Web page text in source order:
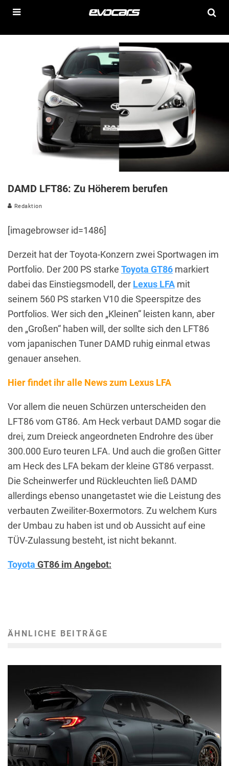
DAMD LFT86: Zu Höherem berufen
Redaktion
[imagebrowser id=1486]
Derzeit hat der Toyota-Konzern zwei Sportwagen im
Portfolio. Der 200 PS starke Toyota GT86 markiert
dabei das Einstiegsmodell, der Lexus LFA mit
seinem 560 PS starken V10 die Speerspitze des
Portfolios. Wer sich den „Kleinen“ leisten kann, aber
den „Großen“ haben will, der sollte sich den LFT86
vom japanischen Tuner DAMD ruhig einmal etwas
genauer ansehen.
Hier findet ihr alle News zum Lexus LFA
Vor allem die neuen Schürzen unterscheiden den
LFT86 vom GT86. Am Heck verbaut DAMD sogar die
drei, zum Dreieck angeordneten Endrohre des über
300.000 Euro teuren LFA. Und auch die großen Gitter
am Heck des LFA bekam der kleine GT86 verpasst.
Die Scheinwerfer und Rückleuchten ließ DAMD
allerdings ebenso unangetastet wie die Leistung des
verbauten Zweiliter-Boxermotors. Zu welchem Kurs
der Umbau zu haben ist und ob Aussicht auf eine
TÜV-Zulassung besteht, ist nicht bekannt.
Toyota GT86 im Angebot:
ÄHNLICHE BEITRÄGE